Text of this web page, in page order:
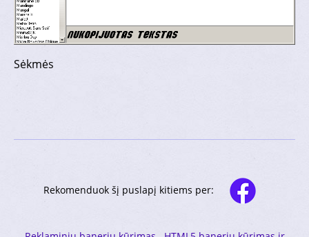
Sėkmės
Rekomenduok šį puslapį kitiems per: